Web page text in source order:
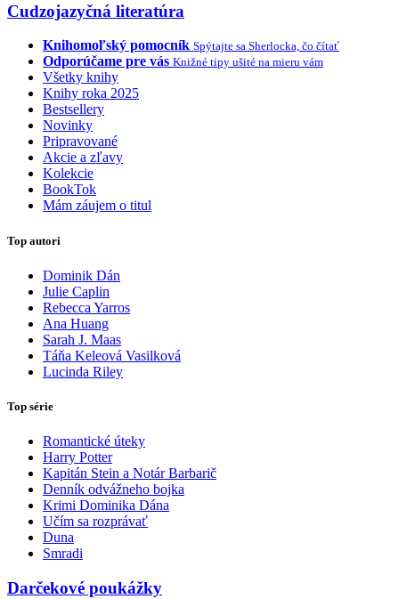
Cudzojazyčná literatúra
Knihomoľský pomocník Spýtajte sa Sherlocka, čo čítať
Odporúčame pre vás Knižné tipy ušité na mieru vám
Všetky knihy
Knihy roka 2025
Bestsellery
Novinky
Pripravované
Akcie a zľavy
Kolekcie
BookTok
Mám záujem o titul
Top autori
Dominik Dán
Julie Caplin
Rebecca Yarros
Ana Huang
Sarah J. Maas
Táňa Keleová Vasilková
Lucinda Riley
Top série
Romantické úteky
Harry Potter
Kapitán Stein a Notár Barbarič
Denník odvážneho bojka
Krimi Dominika Dána
Učím sa rozprávať
Duna
Smradi
Darčekové poukážky